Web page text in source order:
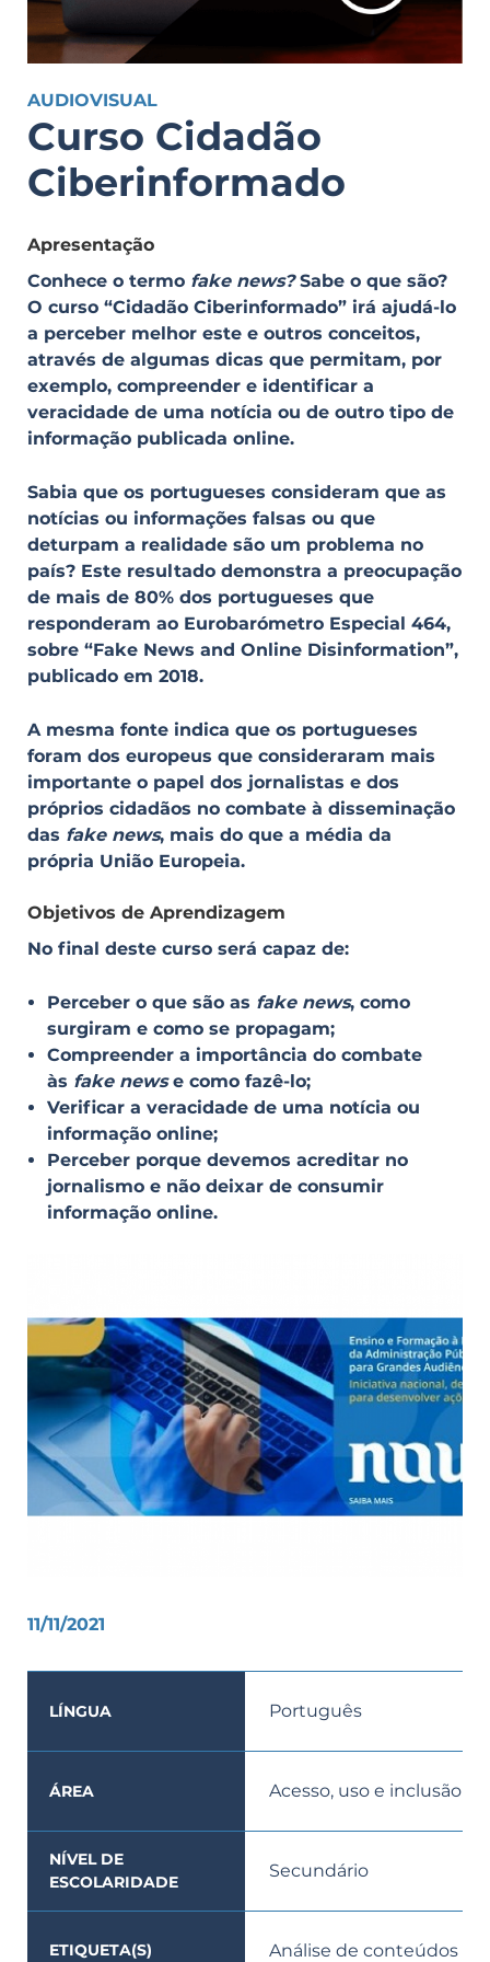
AUDIOVISUAL
Curso Cidadão
Ciberinformado
Apresentação
Conhece o termo fake news?Sabe o que são?
O curso “Cidadão Ciberinformado” irá ajudá-lo
a perceber melhor este e outros conceitos,
através de algumas dicas que permitam, por
exemplo, compreender e identificar a
veracidade de uma notícia ou de outro tipo de
informação publicada online.
Sabia que os portugueses consideram que as
notícias ou informações falsas ou que
deturpam a realidade são um problema no
país? Este resultado demonstra a preocupação
de mais de 80% dos portugueses que
responderam ao Eurobarómetro Especial 464,
sobre “Fake News and Online Disinformation”,
publicado em 2018.
A mesma fonte indica que os portugueses
foram dos europeus que consideraram mais
importante o papel dos jornalistas e dos
próprios cidadãos no combate à disseminação
das fake news, mais do que a média da
própria União Europeia.
Objetivos de Aprendizagem
No final deste curso será capaz de:
Perceber o que são as fake news, como
surgiram e como se propagam;
Compreender a importância do combate
às fake newse como fazê-lo;
Verificar a veracidade de uma notícia ou
informação online;
Perceber porque devemos acreditar no
jornalismo e não deixar de consumir
informação online.
11/11/2021
LÍNGUA Português
ÁREA Acesso, uso e inclusão
NÍVEL DE
ESCOLARIDADE
Secundário
ETIQUETA(S) Análise de conteúdos